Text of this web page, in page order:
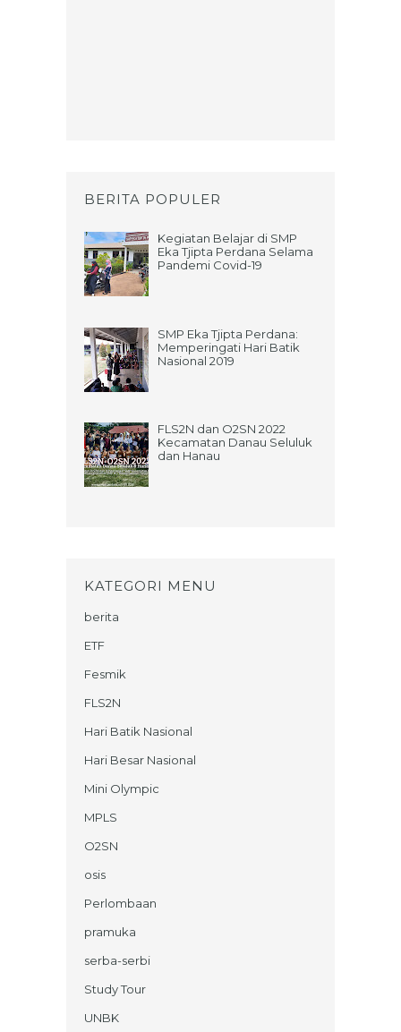
BERITA POPULER
Kegiatan Belajar di SMP
Eka Tjipta Perdana Selama
Pandemi Covid-19
SMP Eka Tjipta Perdana:
Memperingati Hari Batik
Nasional 2019
FLS2N dan O2SN 2022
Kecamatan Danau Seluluk
dan Hanau
KATEGORI MENU
berita
ETF
Fesmik
FLS2N
Hari Batik Nasional
Hari Besar Nasional
Mini Olympic
MPLS
O2SN
osis
Perlombaan
pramuka
serba-serbi
Study Tour
UNBK